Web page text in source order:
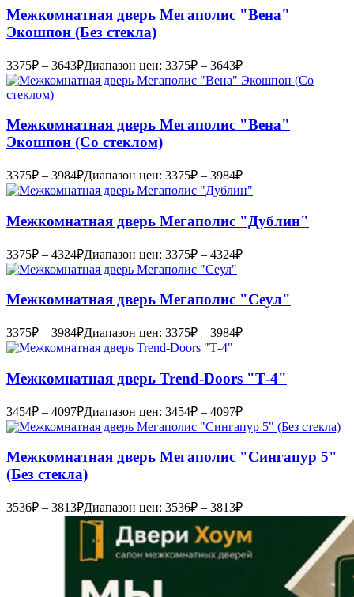
Межкомнатная дверь Мегаполис "Вена"
Экошпон (Без стекла)
3375₽ – 3643₽Диапазон цен: 3375₽ – 3643₽
Межкомнатная дверь Мегаполис "Вена"
Экошпон (Со стеклом)
3375₽ – 3984₽Диапазон цен: 3375₽ – 3984₽
Межкомнатная дверь Мегаполис "Дублин"
3375₽ – 4324₽Диапазон цен: 3375₽ – 4324₽
Межкомнатная дверь Мегаполис "Сеул"
3375₽ – 3984₽Диапазон цен: 3375₽ – 3984₽
Межкомнатная дверь Trend-Doоrs "Т-4"
3454₽ – 4097₽Диапазон цен: 3454₽ – 4097₽
Межкомнатная дверь Мегаполис "Сингапур 5"
(Без стекла)
3536₽ – 3813₽Диапазон цен: 3536₽ – 3813₽